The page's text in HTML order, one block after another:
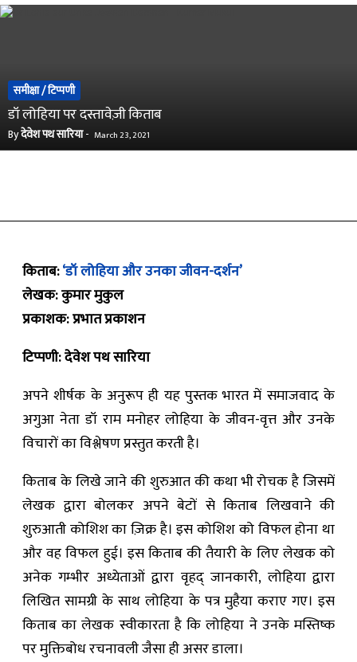
समीक्षा / टिप्पणी
डॉ लोहिया पर दस्तावेज़ी किताब
Byदेवेश पथ सारिया- March 23, 2021
किताब:‘डॉ लोहिया और उनका जीवन-दर्शन’
लेखक: कुमार मुकुल
प्रकाशक: प्रभात प्रकाशन
टिप्पणी: देवेश पथ सारिया
अपने शीर्षक के अनुरूप ही यह पुस्तक भारत में समाजवाद के
अगुआ नेता डॉ राम मनोहर लोहिया के जीवन-वृत्त और उनके
विचारों का विश्लेषण प्रस्तुत करती है।
किताब के लिखे जाने की शुरुआत की कथा भी रोचक है जिसमें
लेखक द्वारा बोलकर अपने बेटों से किताब लिखवाने की
शुरुआती कोशिश का ज़िक्र है। इस कोशिश को विफल होना था
और वह विफल हुई। इस किताब की तैयारी के लिए लेखक को
अनेक गम्भीर अध्येताओं द्वारा वृहद् जानकारी, लोहिया द्वारा
लिखित सामग्री के साथ लोहिया के पत्र मुहैया कराए गए। इस
किताब का लेखक स्वीकारता है कि लोहिया ने उनके मस्तिष्क
पर मुक्तिबोध रचनावली जैसा ही असर डाला।